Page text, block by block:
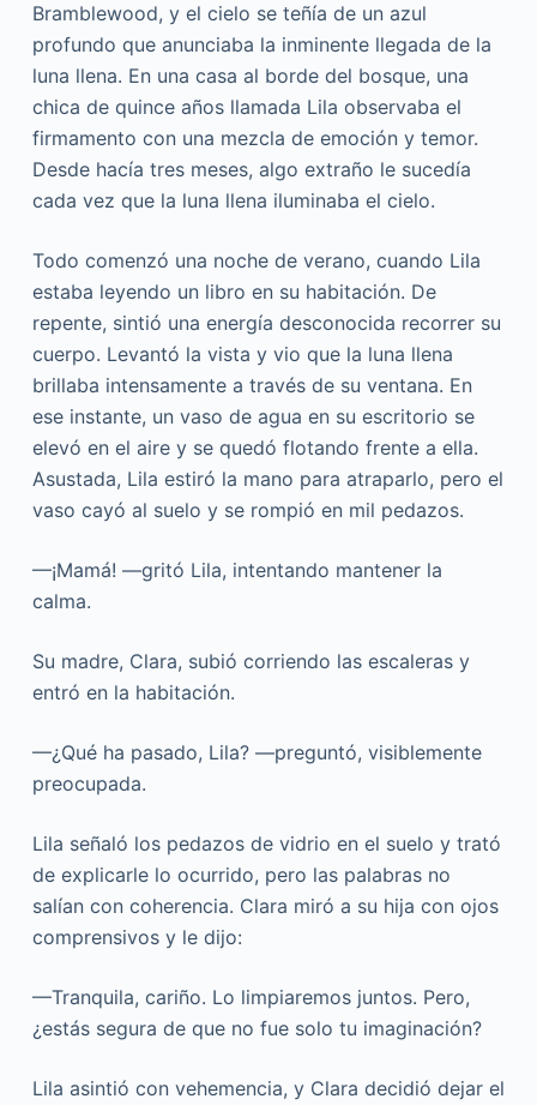
Bramblewood, y el cielo se teñía de un azul
profundo que anunciaba la inminente llegada de la
luna llena. En una casa al borde del bosque, una
chica de quince años llamada Lila observaba el
firmamento con una mezcla de emoción y temor.
Desde hacía tres meses, algo extraño le sucedía
cada vez que la luna llena iluminaba el cielo.
Todo comenzó una noche de verano, cuando Lila
estaba leyendo un libro en su habitación. De
repente, sintió una energía desconocida recorrer su
cuerpo. Levantó la vista y vio que la luna llena
brillaba intensamente a través de su ventana. En
ese instante, un vaso de agua en su escritorio se
elevó en el aire y se quedó flotando frente a ella.
Asustada, Lila estiró la mano para atraparlo, pero el
vaso cayó al suelo y se rompió en mil pedazos.
—¡Mamá! —gritó Lila, intentando mantener la
calma.
Su madre, Clara, subió corriendo las escaleras y
entró en la habitación.
—¿Qué ha pasado, Lila? —preguntó, visiblemente
preocupada.
Lila señaló los pedazos de vidrio en el suelo y trató
de explicarle lo ocurrido, pero las palabras no
salían con coherencia. Clara miró a su hija con ojos
comprensivos y le dijo:
—Tranquila, cariño. Lo limpiaremos juntos. Pero,
¿estás segura de que no fue solo tu imaginación?
Lila asintió con vehemencia, y Clara decidió dejar el